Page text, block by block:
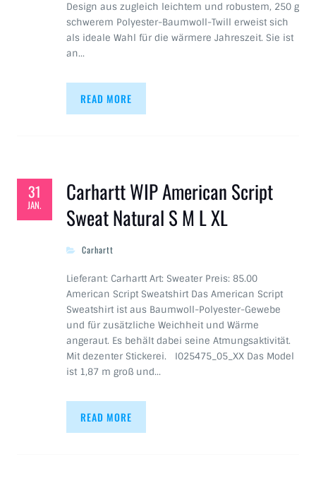
Design aus zugleich leichtem und robustem, 250 g
schwerem Polyester-Baumwoll-Twill erweist sich
als ideale Wahl für die wärmere Jahreszeit. Sie ist
an…
READ MORE
31
JAN.
Carhartt WIP American Script
Sweat Natural S M L XL
Carhartt
Lieferant: Carhartt Art: Sweater Preis: 85.00
American Script Sweatshirt Das American Script
Sweatshirt ist aus Baumwoll-Polyester-Gewebe
und für zusätzliche Weichheit und Wärme
angeraut. Es behält dabei seine Atmungsaktivität.
Mit dezenter Stickerei. I025475_05_XX Das Model
ist 1,87 m groß und…
READ MORE